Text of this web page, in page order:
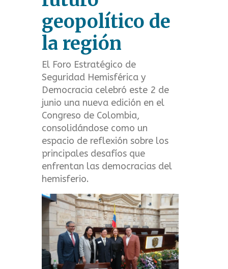
geopolítico de
la región
El Foro Estratégico de
Seguridad Hemisférica y
Democracia celebró este 2 de
junio una nueva edición en el
Congreso de Colombia,
consolidándose como un
espacio de reflexión sobre los
principales desafíos que
enfrentan las democracias del
hemisferio.